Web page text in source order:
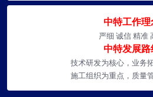
中特工作理
严细 诚信 精准
中特发展路
技术研发为核心，业务
施工组织为重点，质量